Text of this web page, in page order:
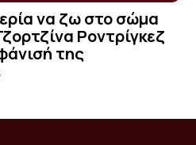
να ζω στο σώμα
Ροντρίγκεζ
της